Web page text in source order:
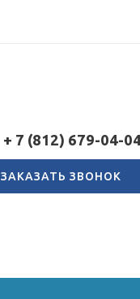
+ 7 (812) 679-04-
ЗАКАЗАТЬ ЗВОНОК